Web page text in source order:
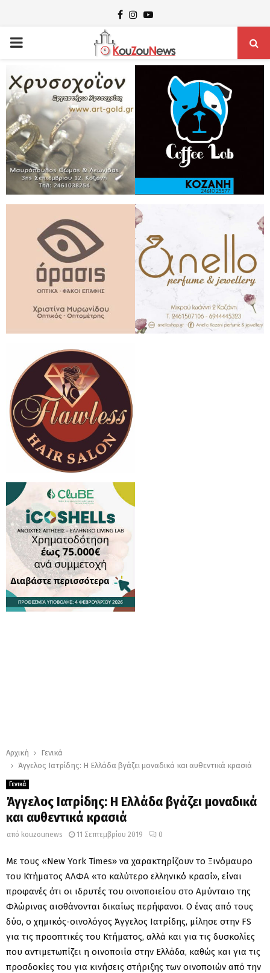
Facebook
Instagram
Youtube
PRIMARY
MENU
Αρχική
Γενικά
Άγγελος Ιατρίδης: Η Ελλάδα βγάζει μοναδικά και αυθεντικά κρασιά
Γενικά
Άγγελος Ιατρίδης: Η Ελλάδα βγάζει μοναδικά
και αυθεντικά κρασιά
από kouzounews 11 Σεπτεμβρίου 2019 0
Με τους «New York Times» να χαρακτηρίζουν το Ξινόμαυρο
του Κτήματος ΑΛΦΑ «το καλύτερο ελληνικό κρασί», είναι
προφανές ότι οι ιδρυτές του οινοποιείου στο Αμύνταιο της
Φλώρινας αισθάνονται δικαίως περήφανοι. Ο ένας από τους
δύο, ο χημικός-οινολόγος Άγγελος Ιατρίδης, μίλησε στην FS
για τις προοπτικές του Κτήματος, αλλά και για τις δυσκολίες
που αντιμετωπίζει η οινοποιία στην Ελλάδα, καθώς και για τις
προσδοκίες του για κινήσεις στήριξης των οινοποιών από την